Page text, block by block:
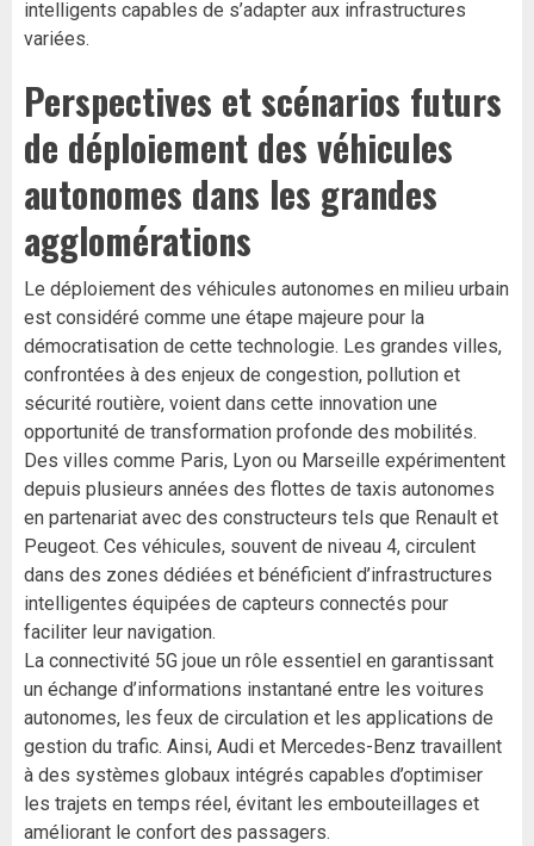
intelligents capables de s’adapter aux infrastructures
variées.
Perspectives et scénarios futurs
de déploiement des véhicules
autonomes dans les grandes
agglomérations
Le déploiement des véhicules autonomes en milieu urbain
est considéré comme une étape majeure pour la
démocratisation de cette technologie. Les grandes villes,
confrontées à des enjeux de congestion, pollution et
sécurité routière, voient dans cette innovation une
opportunité de transformation profonde des mobilités.
Des villes comme Paris, Lyon ou Marseille expérimentent
depuis plusieurs années des flottes de taxis autonomes
en partenariat avec des constructeurs tels que Renault et
Peugeot. Ces véhicules, souvent de niveau 4, circulent
dans des zones dédiées et bénéficient d’infrastructures
intelligentes équipées de capteurs connectés pour
faciliter leur navigation.
La connectivité 5G joue un rôle essentiel en garantissant
un échange d’informations instantané entre les voitures
autonomes, les feux de circulation et les applications de
gestion du trafic. Ainsi, Audi et Mercedes-Benz travaillent
à des systèmes globaux intégrés capables d’optimiser
les trajets en temps réel, évitant les embouteillages et
améliorant le confort des passagers.